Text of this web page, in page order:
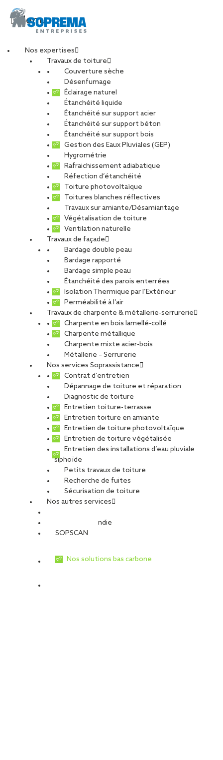
Menu
Nos expertises
Travaux de toiture
Couverture sèche
Désenfumage
Éclairage naturel
Étanchéité liquide
Étanchéité sur support acier
Étanchéité sur support béton
Étanchéité sur support bois
Gestion des Eaux Pluviales (GEP)
Hygrométrie
Rafraichissement adiabatique
Réfection d’étanchéité
Toiture photovoltaïque
Toitures blanches réflectives
Travaux sur amiante/Désamiantage
Végétalisation de toiture
Ventilation naturelle
Travaux de façade
Bardage double peau
Bardage rapporté
Bardage simple peau
Étanchéité des parois enterrées
Isolation Thermique par l’Extérieur
Perméabilité à l’air
Travaux de charpente & métallerie-serrurerie
Charpente en bois lamellé-collé
Charpente métallique
Charpente mixte acier-bois
Métallerie – Serrurerie
Nos services Soprassistance
Contrat d’entretien
Dépannage de toiture et réparation
Diagnostic de toiture
Entretien toiture-terrasse
Entretien toiture en amiante
Entretien de toiture photovoltaïque
Entretien de toiture végétalisée
Entretien des installations d’eau pluviale
siphoïde
Petits travaux de toiture
Recherche de fuites
Sécurisation de toiture
Nos autres services
Sécurité Incendie
SOPSCAN
Nos solutions bas carbone
20150616_191920-
min
PARTAGER
03 juin 2022